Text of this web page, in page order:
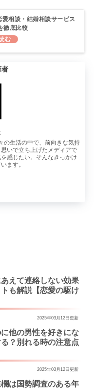
愛相談・結婚相談サービス
徹底比較
者
の生活の中で、前向きな気持
いで立ち上げたメディアで
感じたい。そんなきっかけ
ます。
えて連絡しない効果
も解説【恋愛の駆け
2025年03月12日更新
他の男性を好きにな
？別れる時の注意点
2025年03月12日更新
は国勢調査のある年